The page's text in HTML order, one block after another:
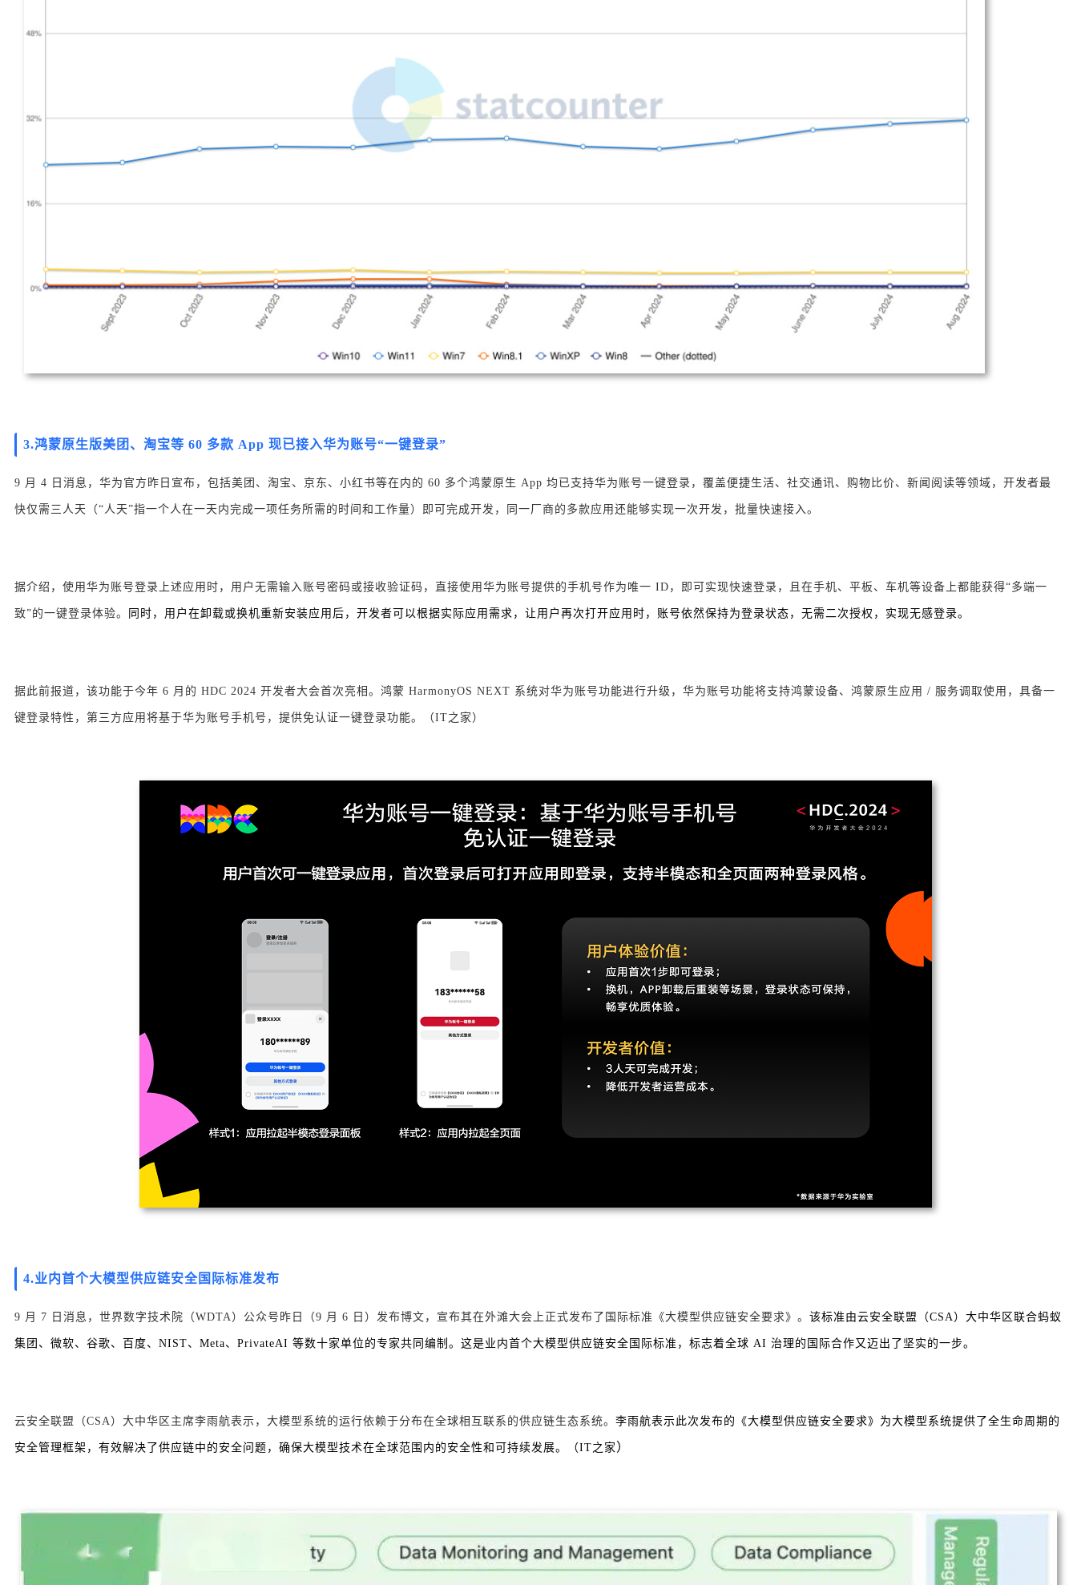
3.鸿蒙原生版美团、淘宝等 60 多款 App 现已接入华为账号“一键登录”
9 月 4 日消息，华为官方昨日宣布，包括美团、淘宝、京东、小红书等在内的 60 多个鸿蒙原生 App 均已支持华为账号一键登录，覆盖便捷生活、社交通讯、购物比价、新闻阅读等领域，开发者最
快仅需三人天（“人天”指一个人在一天内完成一项任务所需的时间和工作量）即可完成开发，同一厂商的多款应用还能够实现一次开发，批量快速接入。
据介绍，使用华为账号登录上述应用时，用户无需输入账号密码或接收验证码，直接使用华为账号提供的手机号作为唯一 ID，即可实现快速登录，且在手机、平板、车机等设备上都能获得“多端一
致”的一键登录体验。 同时，用户在卸载或换机重新安装应用后，开发者可以根据实际应用需求，让用户再次打开应用时，账号依然保持为登录状态，无需二次授权，实现无感登录。
据此前报道，该功能于今年 6 月的 HDC 2024 开发者大会首次亮相。鸿蒙 HarmonyOS NEXT 系统对华为账号功能进行升级，华为账号功能将支持鸿蒙设备、鸿蒙原生应用 / 服务调取使用，具备一
键登录特性，第三方应用将基于华为账号手机号，提供免认证一键登录功能。（IT之家）
4.业内首个大模型供应链安全国际标准发布
9 月 7 日消息，世界数字技术院（WDTA）公众号昨日（9 月 6 日）发布博文，宣布其在外滩大会上正式发布了国际标准《大模型供应链安全要求》。 该标准由云安全联盟（CSA）大中华区联合蚂蚁
集团、微软、谷歌、百度、NIST、Meta、PrivateAI 等数十家单位的专家共同编制。 这是业内首个大模型供应链安全国际标准，标志着全球 AI 治理的国际合作又迈出了坚实的一步。
云安全联盟（CSA）大中华区主席李雨航表示，大模型系统的运行依赖于分布在全球相互联系的供应链生态系统。 李雨航表示此次发布的《大模型供应链安全要求》为大模型系统提供了全生命周期的
安全管理框架，有效解决了供应链中的安全问题，确保大模型技术在全球范围内的安全性和可持续发展。（IT之家 ）